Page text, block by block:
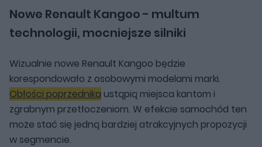
Nowe Renault Kangoo - multum
technologii, mocniejsze silniki
Wizualnie nowe Renault Kangoo będzie
korespondowało z osobowymi modelami marki.
Obłości poprzednika ustąpią miejsca kantom i
zgrabnym przetłoczeniom. W efekcie samochód ten
może stać się jedną bardziej atrakcyjnych propozycji
w segmencie.